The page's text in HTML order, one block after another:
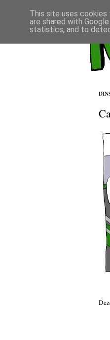
This site uses
are shared with
statistics, and to